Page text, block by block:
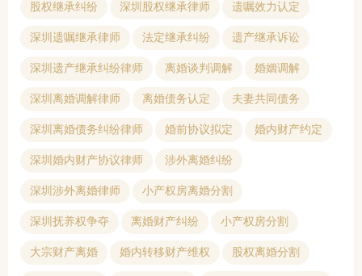
股权继承纠纷 深圳股权继承律师 遗嘱效力认定
深圳遗嘱继承律师 法定继承纠纷 遗产继承诉讼
深圳遗产继承纠纷律师 离婚谈判调解 婚姻调解
深圳离婚调解律师 离婚债务认定 夫妻共同债务
深圳离婚债务纠纷律师 婚前协议拟定 婚内财产约定
深圳婚内财产协议律师 涉外离婚纠纷
深圳涉外离婚律师 小产权房离婚分割
深圳抚养权争夺 离婚财产纠纷 小产权房分割
大宗财产离婚 婚内转移财产维权 股权离婚分割